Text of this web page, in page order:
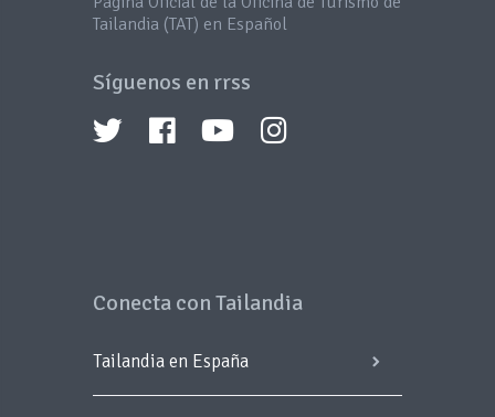
Tailandia (TAT) en Español
Síguenos en rrss
Conecta con Tailandia
Tailandia en España